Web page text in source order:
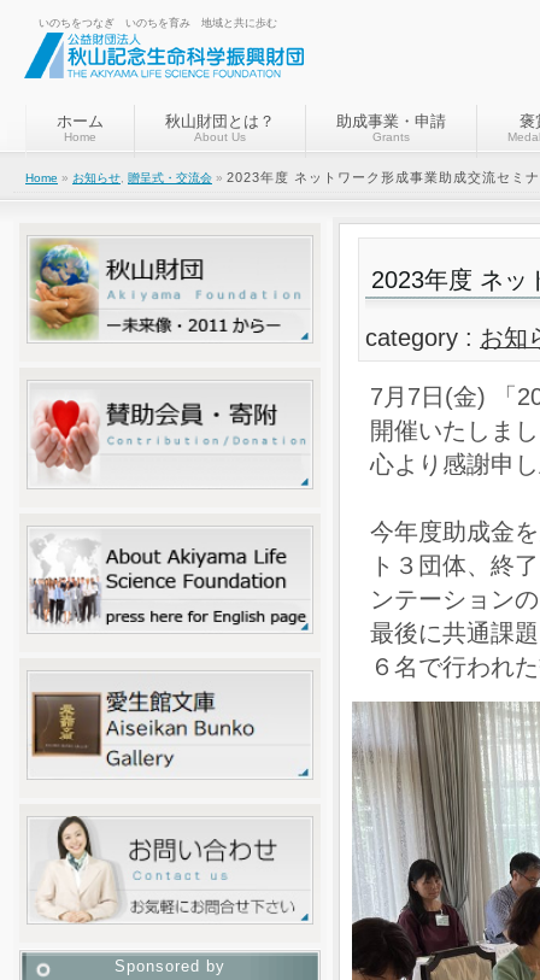
いのちをつなぎ いのちを育み 地域と共に歩む
ホーム
Home
秋山財団とは？
About Us
助成事業・申請
Grants
褒
Home » お知らせ 贈呈式・交流会 » 2023年度 ネットワーク形成事業助成交流セミ
2023年度 ネッ
category : お知
7月7日(金) 「
開催いたしま
心より感謝申
今年度助成金
ト３団体、終
ンテーション
最後に共通課
６名で行われ
Sponsored by